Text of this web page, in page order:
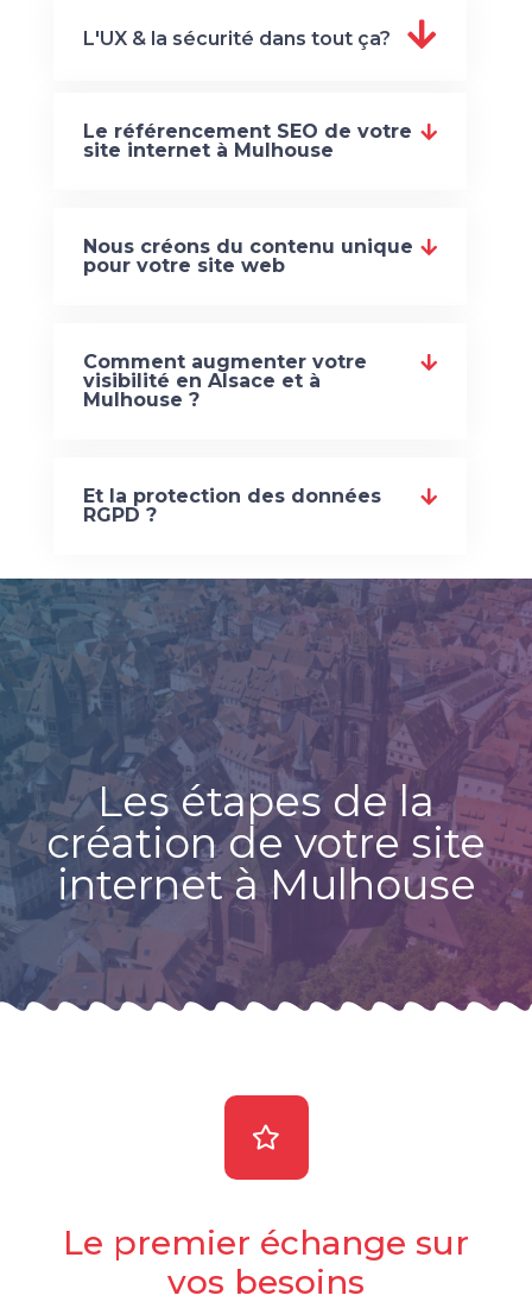
L'UX & la sécurité dans tout ça?
Le référencement SEO de votre
site internet à Mulhouse
Nous créons du contenu unique
pour votre site web
Comment augmenter votre
visibilité en Alsace et à
Mulhouse ?
Et la protection des données
RGPD ?
Les étapes de la
création de votre site
internet à Mulhouse
Le premier échange sur
vos besoins